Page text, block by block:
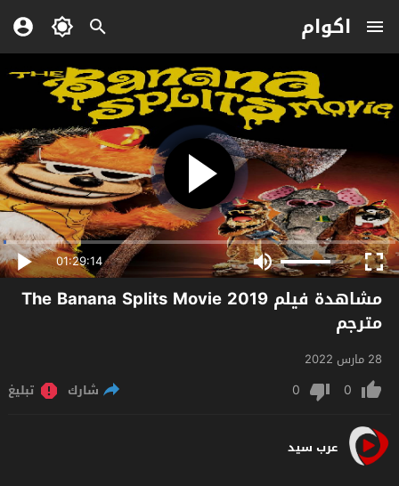
اكوام
01:29:14
مشاهدة فيلم The Banana Splits Movie 2019
مترجم
28 مارس 2022
0
0 شارك تبليغ
عرب سيد